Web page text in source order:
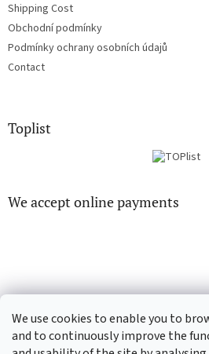
We use cookies to enable you to
and to continuously improve the
Shipping Cost
Obchodní podmínky
Podmínky ochrany osobních údajů
Contact
Toplist
We accept online payments